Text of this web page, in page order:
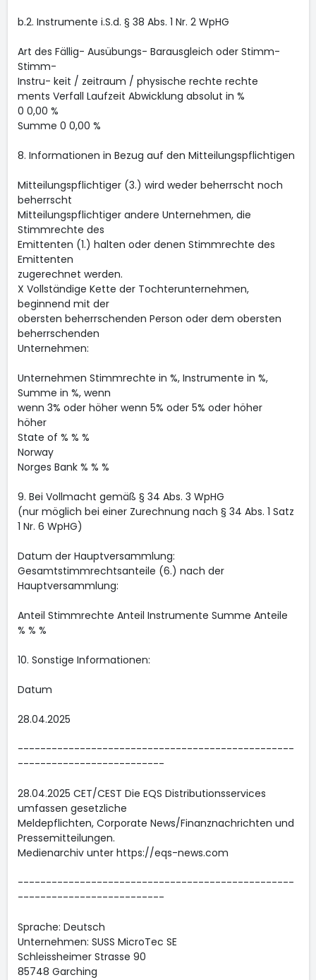
b.2. Instrumente i.S.d. § 38 Abs. 1 Nr. 2 WpHG
Art des Fällig- Ausübungs- Barausgleich oder Stimm-
Stimm-
Instru- keit / zeitraum / physische rechte rechte
ments Verfall Laufzeit Abwicklung absolut in %
0 0,00 %
Summe 0 0,00 %
8. Informationen in Bezug auf den Mitteilungspflichtigen
Mitteilungspflichtiger (3.) wird weder beherrscht noch
beherrscht
Mitteilungspflichtiger andere Unternehmen, die
Stimmrechte des
Emittenten (1.) halten oder denen Stimmrechte des
Emittenten
zugerechnet werden.
X Vollständige Kette der Tochterunternehmen,
beginnend mit der
obersten beherrschenden Person oder dem obersten
beherrschenden
Unternehmen:
Unternehmen Stimmrechte in %, Instrumente in %,
Summe in %, wenn
wenn 3% oder höher wenn 5% oder 5% oder höher
höher
State of % % %
Norway
Norges Bank % % %
9. Bei Vollmacht gemäß § 34 Abs. 3 WpHG
(nur möglich bei einer Zurechnung nach § 34 Abs. 1 Satz
1 Nr. 6 WpHG)
Datum der Hauptversammlung:
Gesamtstimmrechtsanteile (6.) nach der
Hauptversammlung:
Anteil Stimmrechte Anteil Instrumente Summe Anteile
% % %
10. Sonstige Informationen:
Datum
28.04.2025
-------------------------------------------------
--------------------------
28.04.2025 CET/CEST Die EQS Distributionsservices
umfassen gesetzliche
Meldepflichten, Corporate News/Finanznachrichten und
Pressemitteilungen.
Medienarchiv unter https://eqs-news.com
-------------------------------------------------
--------------------------
Sprache: Deutsch
Unternehmen: SUSS MicroTec SE
Schleissheimer Strasse 90
85748 Garching